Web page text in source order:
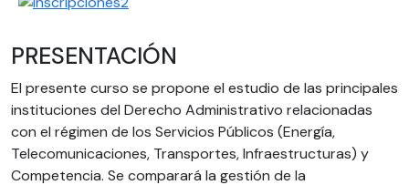
PRESENTACIÓN
El presente curso se propone el estudio de las principales
instituciones del Derecho Administrativo relacionadas
con el régimen de los Servicios Públicos (Energía,
Telecomunicaciones, Transportes, Infraestructuras) y
Competencia. Se comparará la gestión de la